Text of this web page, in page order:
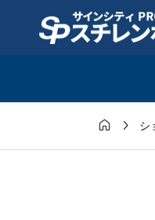
  シ